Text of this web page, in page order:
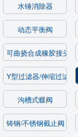
水锤消除器
动态平衡阀
可曲挠合成橡胶接头
Y型过滤器/伸缩过滤器
沟槽式蝶阀
铸钢/不锈钢截止阀